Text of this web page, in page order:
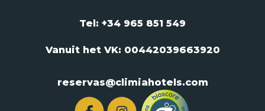
Tel: +34 965 851 549
Vanuit het VK: 00442039663920
reservas@climiahotels.com